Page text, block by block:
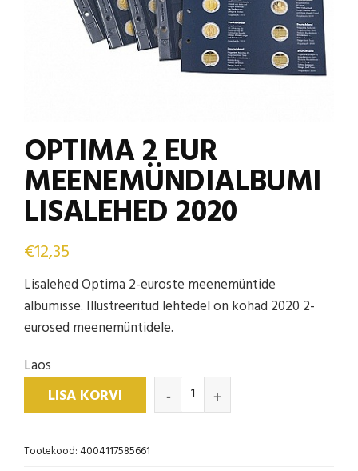
OPTIMA 2 EUR
MEENEMÜNDIALBUMI
LISALEHED 2020
€12,35
Lisalehed Optima 2-euroste meenemüntide
albumisse. Illustreeritud lehtedel on kohad 2020 2-
eurosed meenemüntidele.
Laos
LISA KORVI
Tootekood:4004117585661